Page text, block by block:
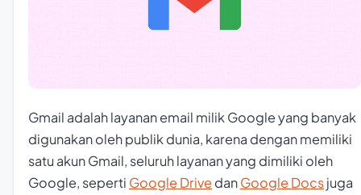
Gmail adalah layanan email milik Google yang banyak
digunakan oleh publik dunia, karena dengan memiliki
satu akun Gmail, seluruh layanan yang dimiliki oleh
Google, seperti Google DrivedanGoogle Docsjuga